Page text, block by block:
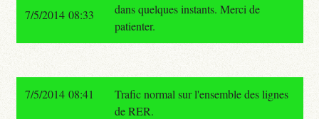
dans quelques instants. Merci de
patienter.
7/5/2014 08:33
7/5/2014 08:41
Trafic normal sur l'ensemble des lignes
de RER.